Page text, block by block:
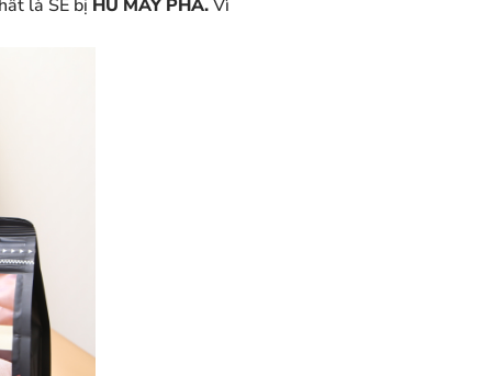
là SẼ bị HƯ MÁY PHA.Vì